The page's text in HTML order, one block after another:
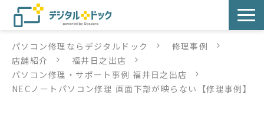
パソコン修理
サービス
パソコン修理ならデジタルドック
修理事例
店舗紹介
福井日之出店
パソコン修理・サポート事例 福井日之出店
NECノートパソコン修理 画面下部が映らない【修理事例】